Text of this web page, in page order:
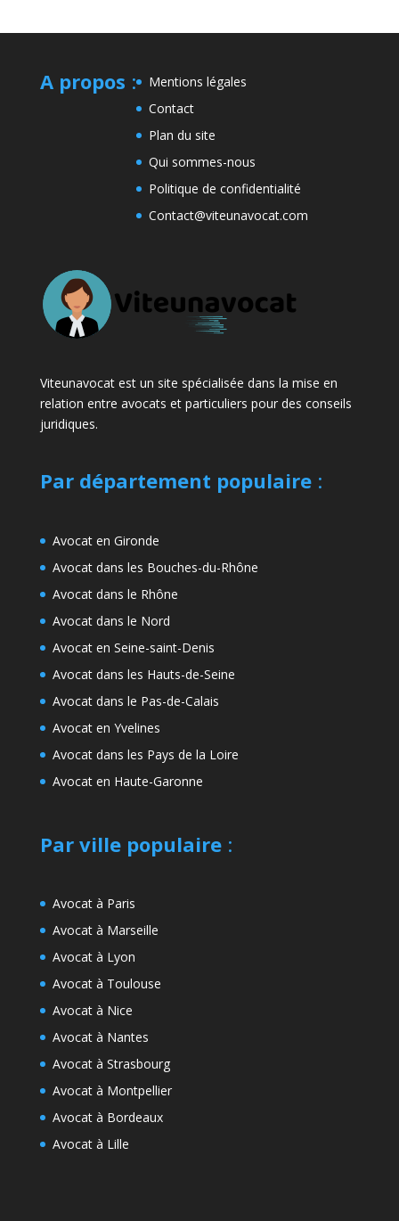
A propos :
Mentions légales
Contact
Plan du site
Qui sommes-nous
Politique de confidentialité
Contact@viteunavocat.com
Viteunavocat est un site spécialisée dans la mise en
relation entre avocats et particuliers pour des conseils
juridiques.
Par département populaire:
Avocat en Gironde
Avocat dans les Bouches-du-Rhône
Avocat dans le Rhône
Avocat dans le Nord
Avocat en Seine-saint-Denis
Avocat dans les Hauts-de-Seine
Avocat dans le Pas-de-Calais
Avocat en Yvelines
Avocat dans les Pays de la Loire
Avocat en Haute-Garonne
Par ville populaire:
Avocat à Paris
Avocat à Marseille
Avocat à Lyon
Avocat à Toulouse
Avocat à Nice
Avocat à Nantes
Avocat à Strasbourg
Avocat à Montpellier
Avocat à Bordeaux
Avocat à Lille